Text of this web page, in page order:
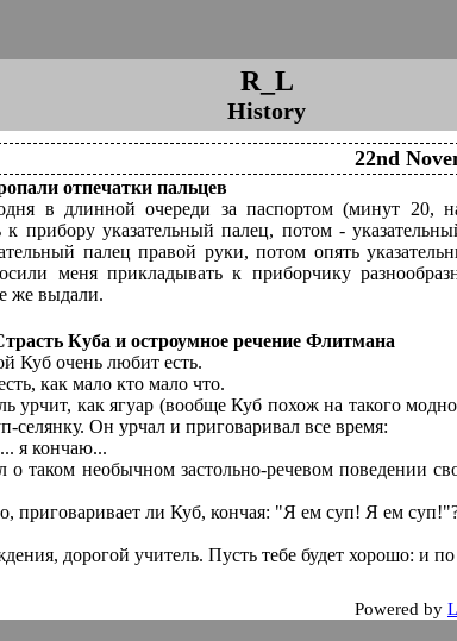
R_L
History
22nd
отпечатки пальцев
в длинной очереди за паспортом (минут 20,
к прибору указательный палец, потом -
палец правой руки, потом опять
меня прикладывать к приборчику
же выдали.
Куба и остроумное речение Флитмана
Куб очень любит есть.
как мало кто мало что.
урчит, как ягуар (вообще Куб похож на такого
селянку. Он урчал и приговаривал все время:
я кончаю...
о таком необычном застольно-речевом поведении
приговаривает ли Куб, кончая: "Я ем суп! Я ем
дорогой учитель. Пусть тебе будет хорошо: и
Powered by